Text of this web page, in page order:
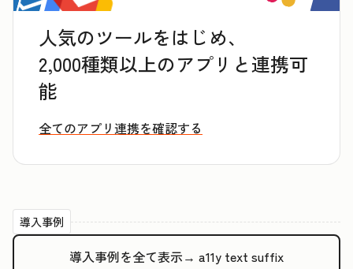
人気のツールをはじめ、
2,000種類以上のアプリと連携可
能
全てのアプリ連携を確認する
導入事例
導入事例を全て表示→ a11y text suffix